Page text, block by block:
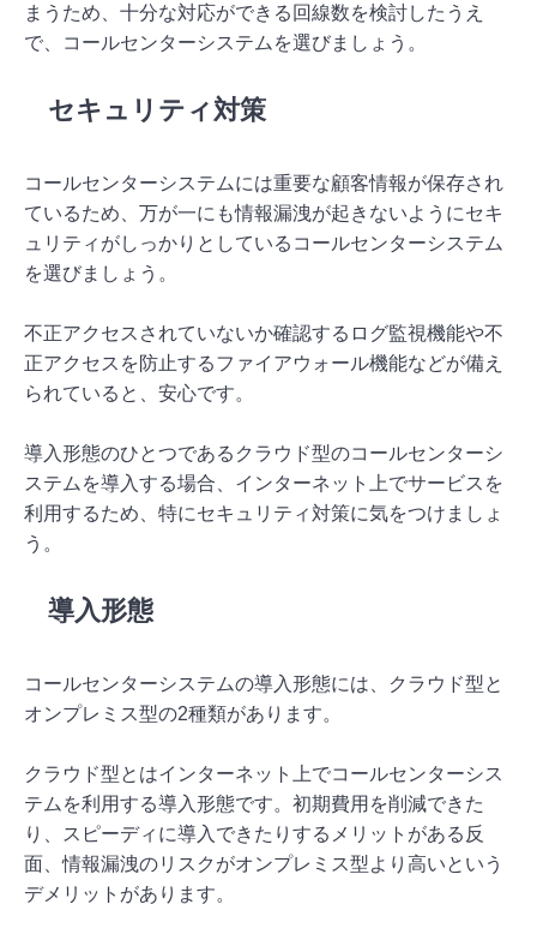
まうため、十分な対応ができる回線数を検討したうえ
で、コールセンターシステムを選びましょう。
セキュリティ対策
コールセンターシステムには重要な顧客情報が保存され
ているため、万が一にも情報漏洩が起きないようにセキ
ュリティがしっかりとしているコールセンターシステム
を選びましょう。
不正アクセスされていないか確認するログ監視機能や不
正アクセスを防止するファイアウォール機能などが備え
られていると、安心です。
導入形態のひとつであるクラウド型のコールセンターシ
ステムを導入する場合、インターネット上でサービスを
利用するため、特にセキュリティ対策に気をつけましょ
う。
導入形態
コールセンターシステムの導入形態には、クラウド型と
オンプレミス型の2種類があります。
クラウド型とはインターネット上でコールセンターシス
テムを利用する導入形態です。初期費用を削減できた
り、スピーディに導入できたりするメリットがある反
面、情報漏洩のリスクがオンプレミス型より高いという
デメリットがあります。